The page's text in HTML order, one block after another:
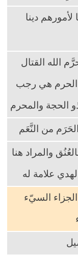
لأمورهم دينا
الله القتال
الحرم هي رجب
الحجة والمحرم
من النَّعَم
والمراد هنا
علامة له
السيّء